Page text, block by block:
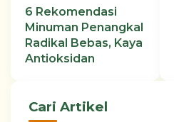
6 Rekomendasi
Minuman Penangkal
Radikal Bebas, Kaya
Antioksidan
Cari Artikel